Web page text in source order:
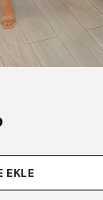
EKLE